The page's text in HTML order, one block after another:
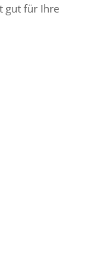
gut für Ihre